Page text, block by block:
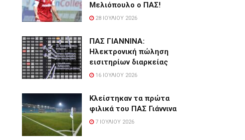
Μελιόπουλο ο ΠΑΣ!
28 ΙΟΥΛΊΟΥ 2026
ΠΑΣ ΓΙΑΝΝΙΝΑ:
Hλεκτρονική πώληση
εισιτηρίων διαρκείας
16 ΙΟΥΛΊΟΥ 2026
Κλείστηκαν τα πρώτα
φιλικά του ΠΑΣ Γιάννινα
7 ΙΟΥΛΊΟΥ 2026